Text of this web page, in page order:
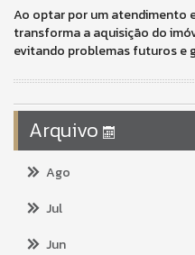
Ao optar por um atendimento
transforma a aquisição do
evitando problemas futuros e
Arquivo
Ago
Jul
Jun